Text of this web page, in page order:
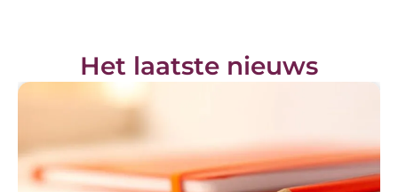
Het laatste nieuws